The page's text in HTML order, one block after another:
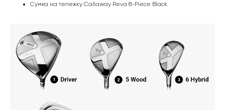
Сумка на тележку Callaway Reva 8-Piece Black